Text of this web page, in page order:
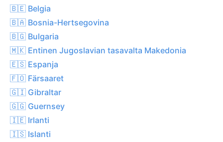
🇧🇪 Belgia
🇧🇦 Bosnia-Hertsegovina
🇧🇬 Bulgaria
🇲🇰 Entinen Jugoslavian tasavalta Makedonia
🇪🇸 Espanja
🇫🇴 Färsaaret
🇬🇮 Gibraltar
🇬🇬 Guernsey
🇮🇪 Irlanti
🇮🇸 Islanti